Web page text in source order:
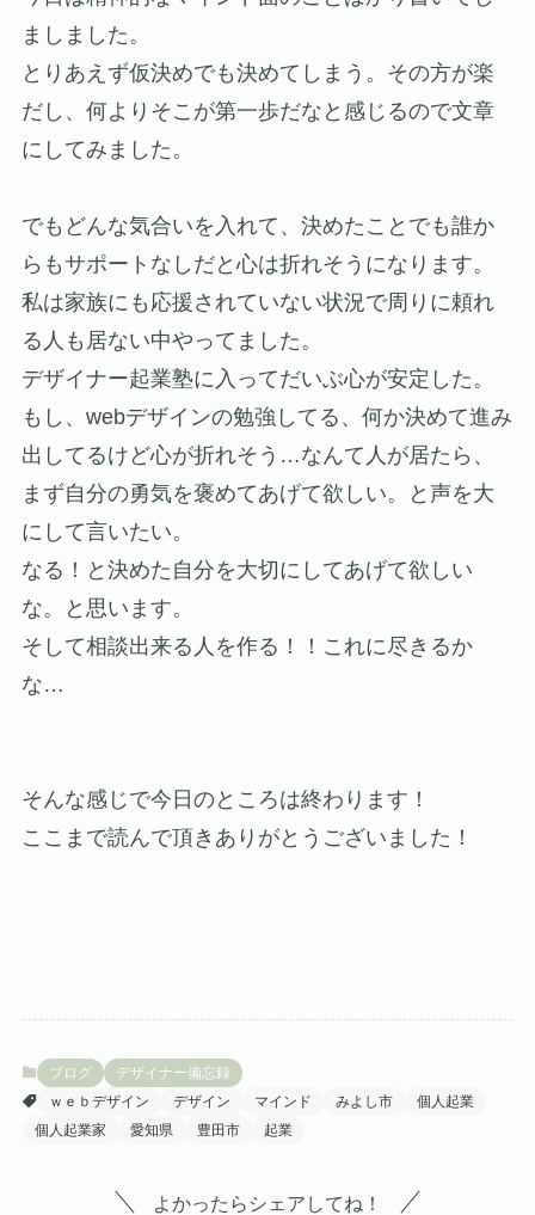
ましました。
とりあえず仮決めでも決めてしまう。その方が楽
だし、何よりそこが第一歩だなと感じるので文章
にしてみました。
でもどんな気合いを入れて、決めたことでも誰か
らもサポートなしだと心は折れそうになります。
私は家族にも応援されていない状況で周りに頼れ
る人も居ない中やってました。
デザイナー起業塾に入ってだいぶ心が安定した。
もし、webデザインの勉強してる、何か決めて進み
出してるけど心が折れそう…なんて人が居たら、
まず自分の勇気を褒めてあげて欲しい。と声を大
にして言いたい。
なる！と決めた自分を大切にしてあげて欲しい
な。と思います。
そして相談出来る人を作る！！これに尽きるか
な…
そんな感じで今日のところは終わります！
ここまで読んで頂きありがとうございました！
ブログ
デザイナー備忘録
ｗｅｂデザイン
デザイン マインド みよし市
個人起業
個人起業家
愛知県 豊田市 起業
よかったらシェアしてね！